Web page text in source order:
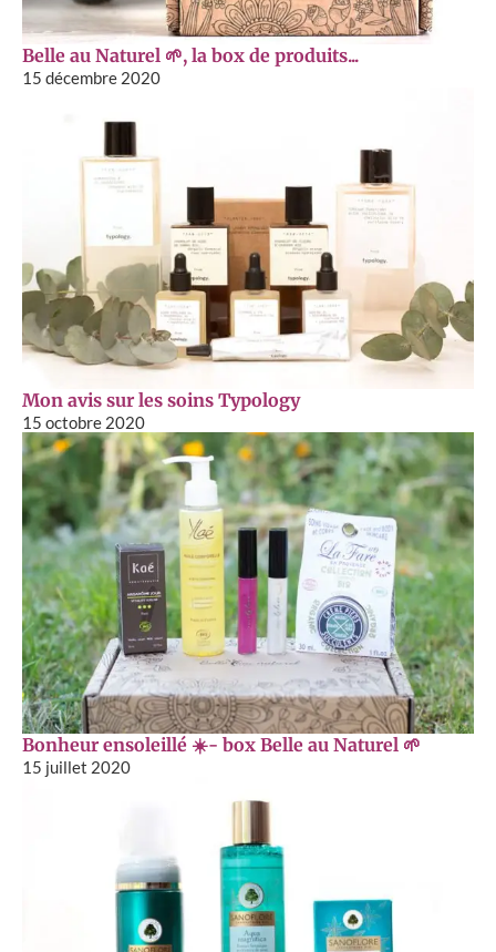
Belle au Naturel 🌱, la box de produits...
15 décembre 2020
Mon avis sur les soins Typology
15 octobre 2020
Bonheur ensoleillé ☀️- box Belle au Naturel 🌱
15 juillet 2020